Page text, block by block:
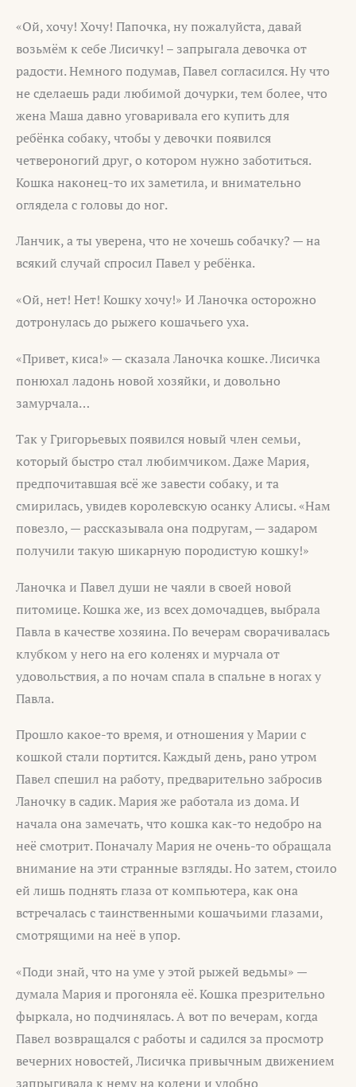
«Ой, хочу! Хочу! Папочка, ну пожалуйста, давай
возьмём к себе Лисичку! – запрыгала девочка от
радости. Немного подумав, Павел согласился. Ну что
не сделаешь ради любимой дочурки, тем более, что
жена Маша давно уговаривала его купить для
ребёнка собаку, чтобы у девочки появился
четвероногий друг, о котором нужно заботиться.
Кошка наконец-то их заметила, и внимательно
оглядела с головы до ног.
Ланчик, а ты уверена, что не хочешь собачку? — на
всякий случай спросил Павел у ребёнка.
«Ой, нет! Нет! Кошку хочу!» И Ланочка осторожно
дотронулась до рыжего кошачьего уха.
«Привет, киса!» — сказала Ланочка кошке. Лисичка
понюхал ладонь новой хозяйки, и довольно
замурчала…
Так у Григорьевых появился новый член семьи,
который быстро стал любимчиком. Даже Мария,
предпочитавшая всё же завести собаку, и та
смирилась, увидев королевскую осанку Алисы. «Нам
повезло, — рассказывала она подругам, — задаром
получили такую шикарную породистую кошку!»
Ланочка и Павел души не чаяли в своей новой
питомице. Кошка же, из всех домочадцев, выбрала
Павла в качестве хозяина. По вечерам сворачивалась
клубком у него на его коленях и мурчала от
удовольствия, а по ночам спала в спальне в ногах у
Павла.
Прошло какое-то время, и отношения у Марии с
кошкой стали портится. Каждый день, рано утром
Павел спешил на работу, предварительно забросив
Ланочку в садик. Мария же работала из дома. И
начала она замечать, что кошка как-то недобро на
неё смотрит. Поначалу Мария не очень-то обращала
внимание на эти странные взгляды. Но затем, стоило
ей лишь поднять глаза от компьютера, как она
встречалась с таинственными кошачьими глазами,
смотрящими на неё в упор.
«Поди знай, что на уме у этой рыжей ведьмы» —
думала Мария и прогоняла её. Кошка презрительно
фыркала, но подчинялась. А вот по вечерам, когда
Павел возвращался с работы и садился за просмотр
вечерних новостей, Лисичка привычным движением
запрыгивала к нему на колени и удобно